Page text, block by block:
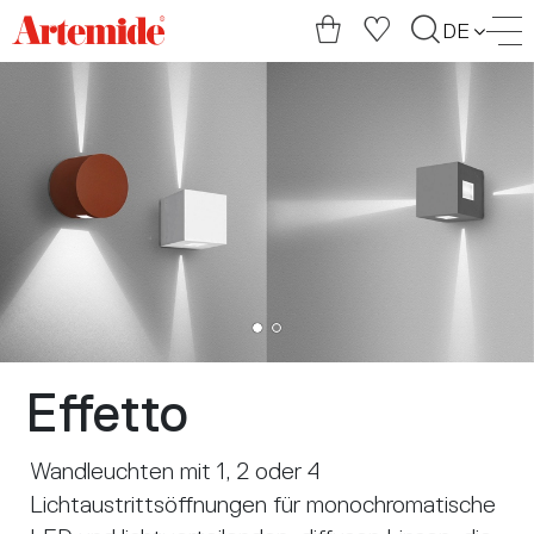
Artemide
home
DE
Effetto
Wandleuchten mit 1, 2 oder 4
Lichtaustrittsöffnungen für monochromatische